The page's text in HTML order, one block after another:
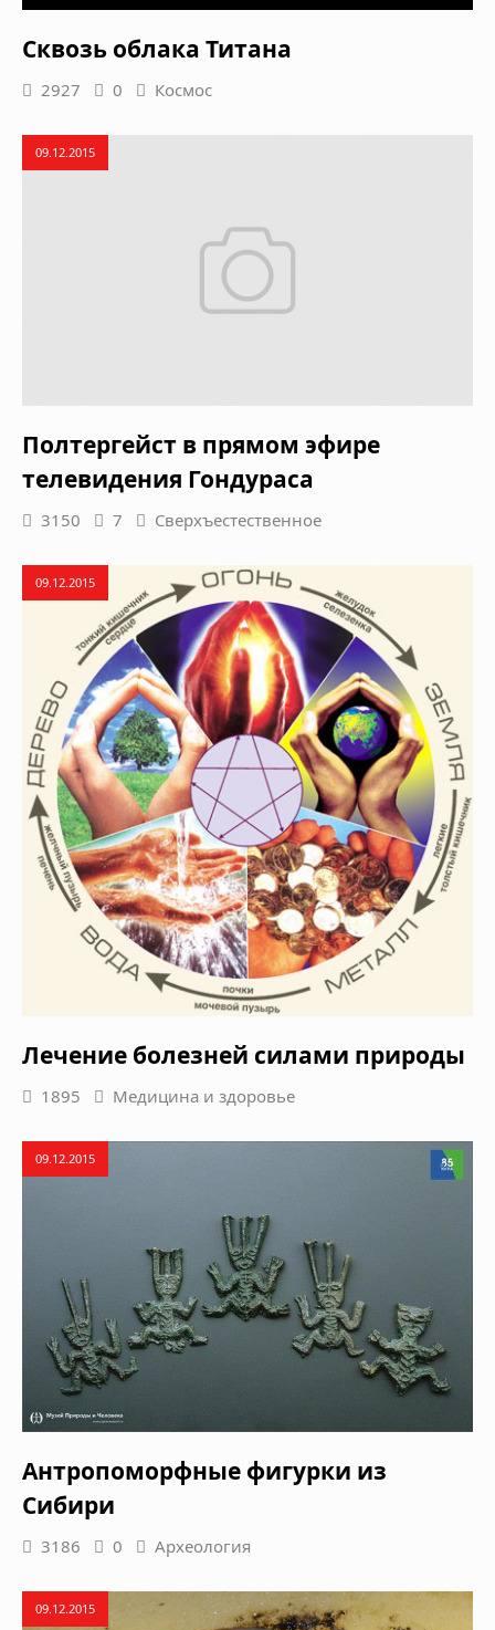
Сквозь облака Титана
2927 0 Космос
09.12.2015
Полтергейст в прямом эфире
телевидения Гондураса
3150 7 Сверхъестественное
09.12.2015
Лечение болезней силами природы
1895 Медицина и здоровье
09.12.2015
Антропоморфные фигурки из
Сибири
3186 0 Археология
09.12.2015